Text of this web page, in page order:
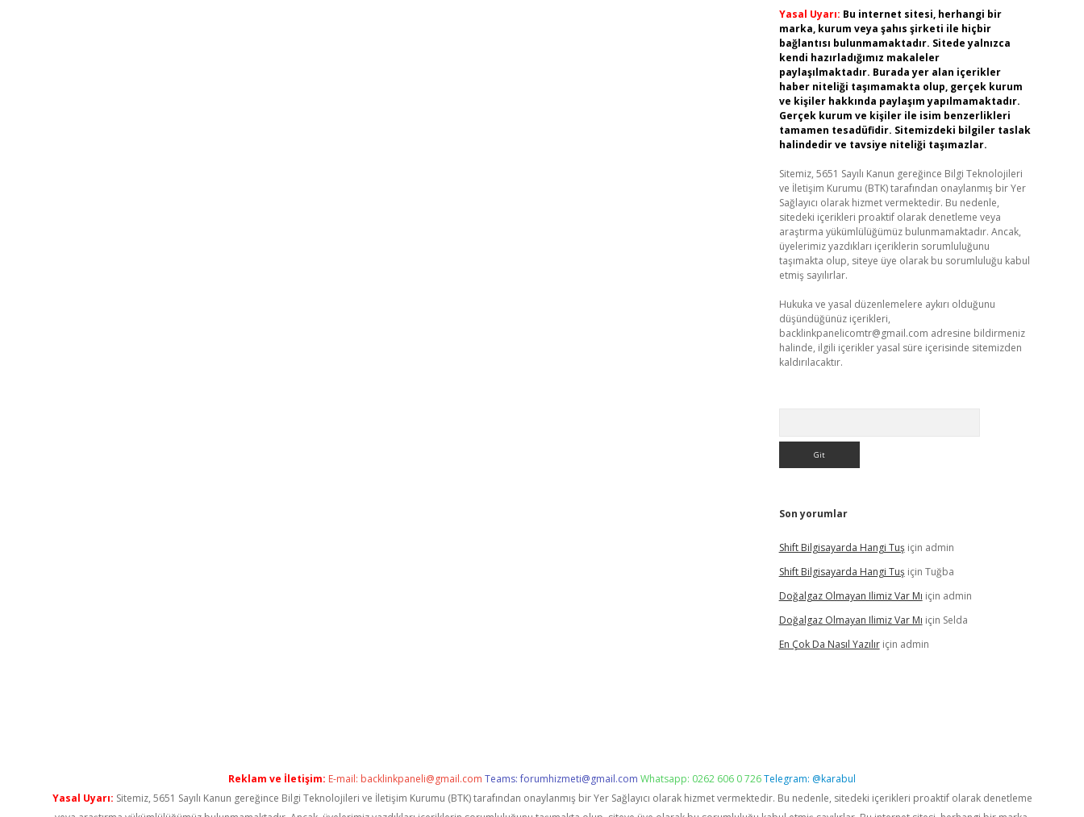
Yasal Uyarı: Bu internet sitesi, herhangi bir
marka, kurum veya şahıs şirketi ile hiçbir
bağlantısı bulunmamaktadır. Sitede yalnızca
kendi hazırladığımız makaleler
paylaşılmaktadır. Burada yer alan içerikler
haber niteliği taşımamakta olup, gerçek kurum
ve kişiler hakkında paylaşım yapılmamaktadır.
Gerçek kurum ve kişiler ile isim benzerlikleri
tamamen tesadüfidir. Sitemizdeki bilgiler taslak
halindedir ve tavsiye niteliği taşımazlar.
Sitemiz, 5651 Sayılı Kanun gereğince Bilgi Teknolojileri
ve İletişim Kurumu (BTK) tarafından onaylanmış bir Yer
Sağlayıcı olarak hizmet vermektedir. Bu nedenle,
sitedeki içerikleri proaktif olarak denetleme veya
araştırma yükümlülüğümüz bulunmamaktadır. Ancak,
üyelerimiz yazdıkları içeriklerin sorumluluğunu
taşımakta olup, siteye üye olarak bu sorumluluğu kabul
etmiş sayılırlar.
Hukuka ve yasal düzenlemelere aykırı olduğunu
düşündüğünüz içerikleri,
backlinkpanelicomtr@gmail.com adresine bildirmeniz
halinde, ilgili içerikler yasal süre içerisinde sitemizden
kaldırılacaktır.
Son yorumlar
Shift Bilgisayarda Hangi Tuşiçin admin
Shift Bilgisayarda Hangi Tuşiçin Tuğba
Doğalgaz Olmayan Ilimiz Var Mı için admin
Doğalgaz Olmayan Ilimiz Var Mı için Selda
En Çok Da Nasıl Yazılıriçin admin
Reklam ve İletişim: E-mail: backlinkpaneli@gmail.com Teams:forumhizmeti@gmail.com Whatsapp: 0262 606 0 726Telegram: @karabul
Yasal Uyarı: Sitemiz, 5651 Sayılı Kanun gereğince Bilgi Teknolojileri ve İletişim Kurumu (BTK) tarafından onaylanmış bir Yer Sağlayıcı olarak hizmet vermektedir. Bu nedenle, sitedeki içerikleri proaktif olarak denetleme